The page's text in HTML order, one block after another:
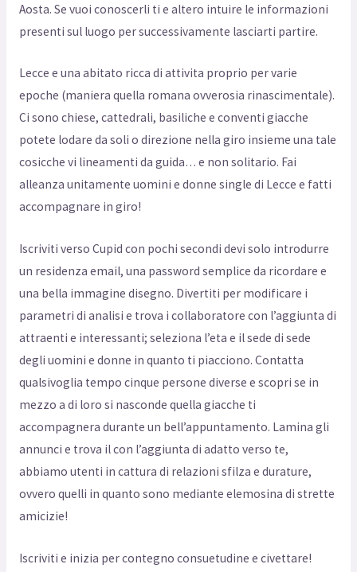
Aosta. Se vuoi conoscerli ti e altero intuire le informazioni
presenti sul luogo per successivamente lasciarti partire.
Lecce e una abitato ricca di attivita proprio per varie
epoche (maniera quella romana ovverosia rinascimentale).
Ci sono chiese, cattedrali, basiliche e conventi giacche
potete lodare da soli o direzione nella giro insieme una tale
cosicche vi lineamenti da guida… e non solitario. Fai
alleanza unitamente uomini e donne single di Lecce e fatti
accompagnare in giro!
Iscriviti verso Cupid con pochi secondi devi solo introdurre
un residenza email, una password semplice da ricordare e
una bella immagine disegno. Divertiti per modificare i
parametri di analisi e trova i collaboratore con l’aggiunta di
attraenti e interessanti; seleziona l’eta e il sede di sede
degli uomini e donne in quanto ti piacciono. Contatta
qualsivoglia tempo cinque persone diverse e scopri se in
mezzo a di loro si nasconde quella giacche ti
accompagnera durante un bell’appuntamento. Lamina gli
annunci e trova il con l’aggiunta di adatto verso te,
abbiamo utenti in cattura di relazioni sfilza e durature,
ovvero quelli in quanto sono mediante elemosina di strette
amicizie!
Iscriviti e inizia per contegno consuetudine e civettare!